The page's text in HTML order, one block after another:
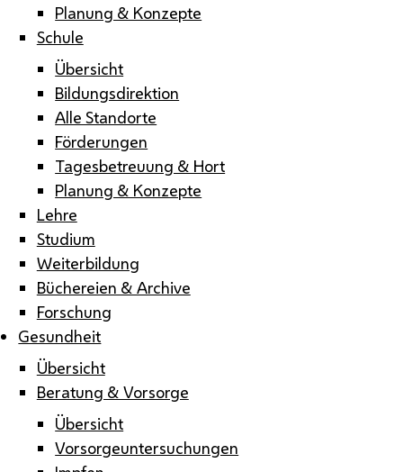
Planung & Konzepte
Schule
Übersicht
Bildungsdirektion
Alle Standorte
Förderungen
Tagesbetreuung & Hort
Planung & Konzepte
Lehre
Studium
Weiterbildung
Büchereien & Archive
Forschung
Gesundheit
Übersicht
Beratung & Vorsorge
Übersicht
Vorsorgeuntersuchungen